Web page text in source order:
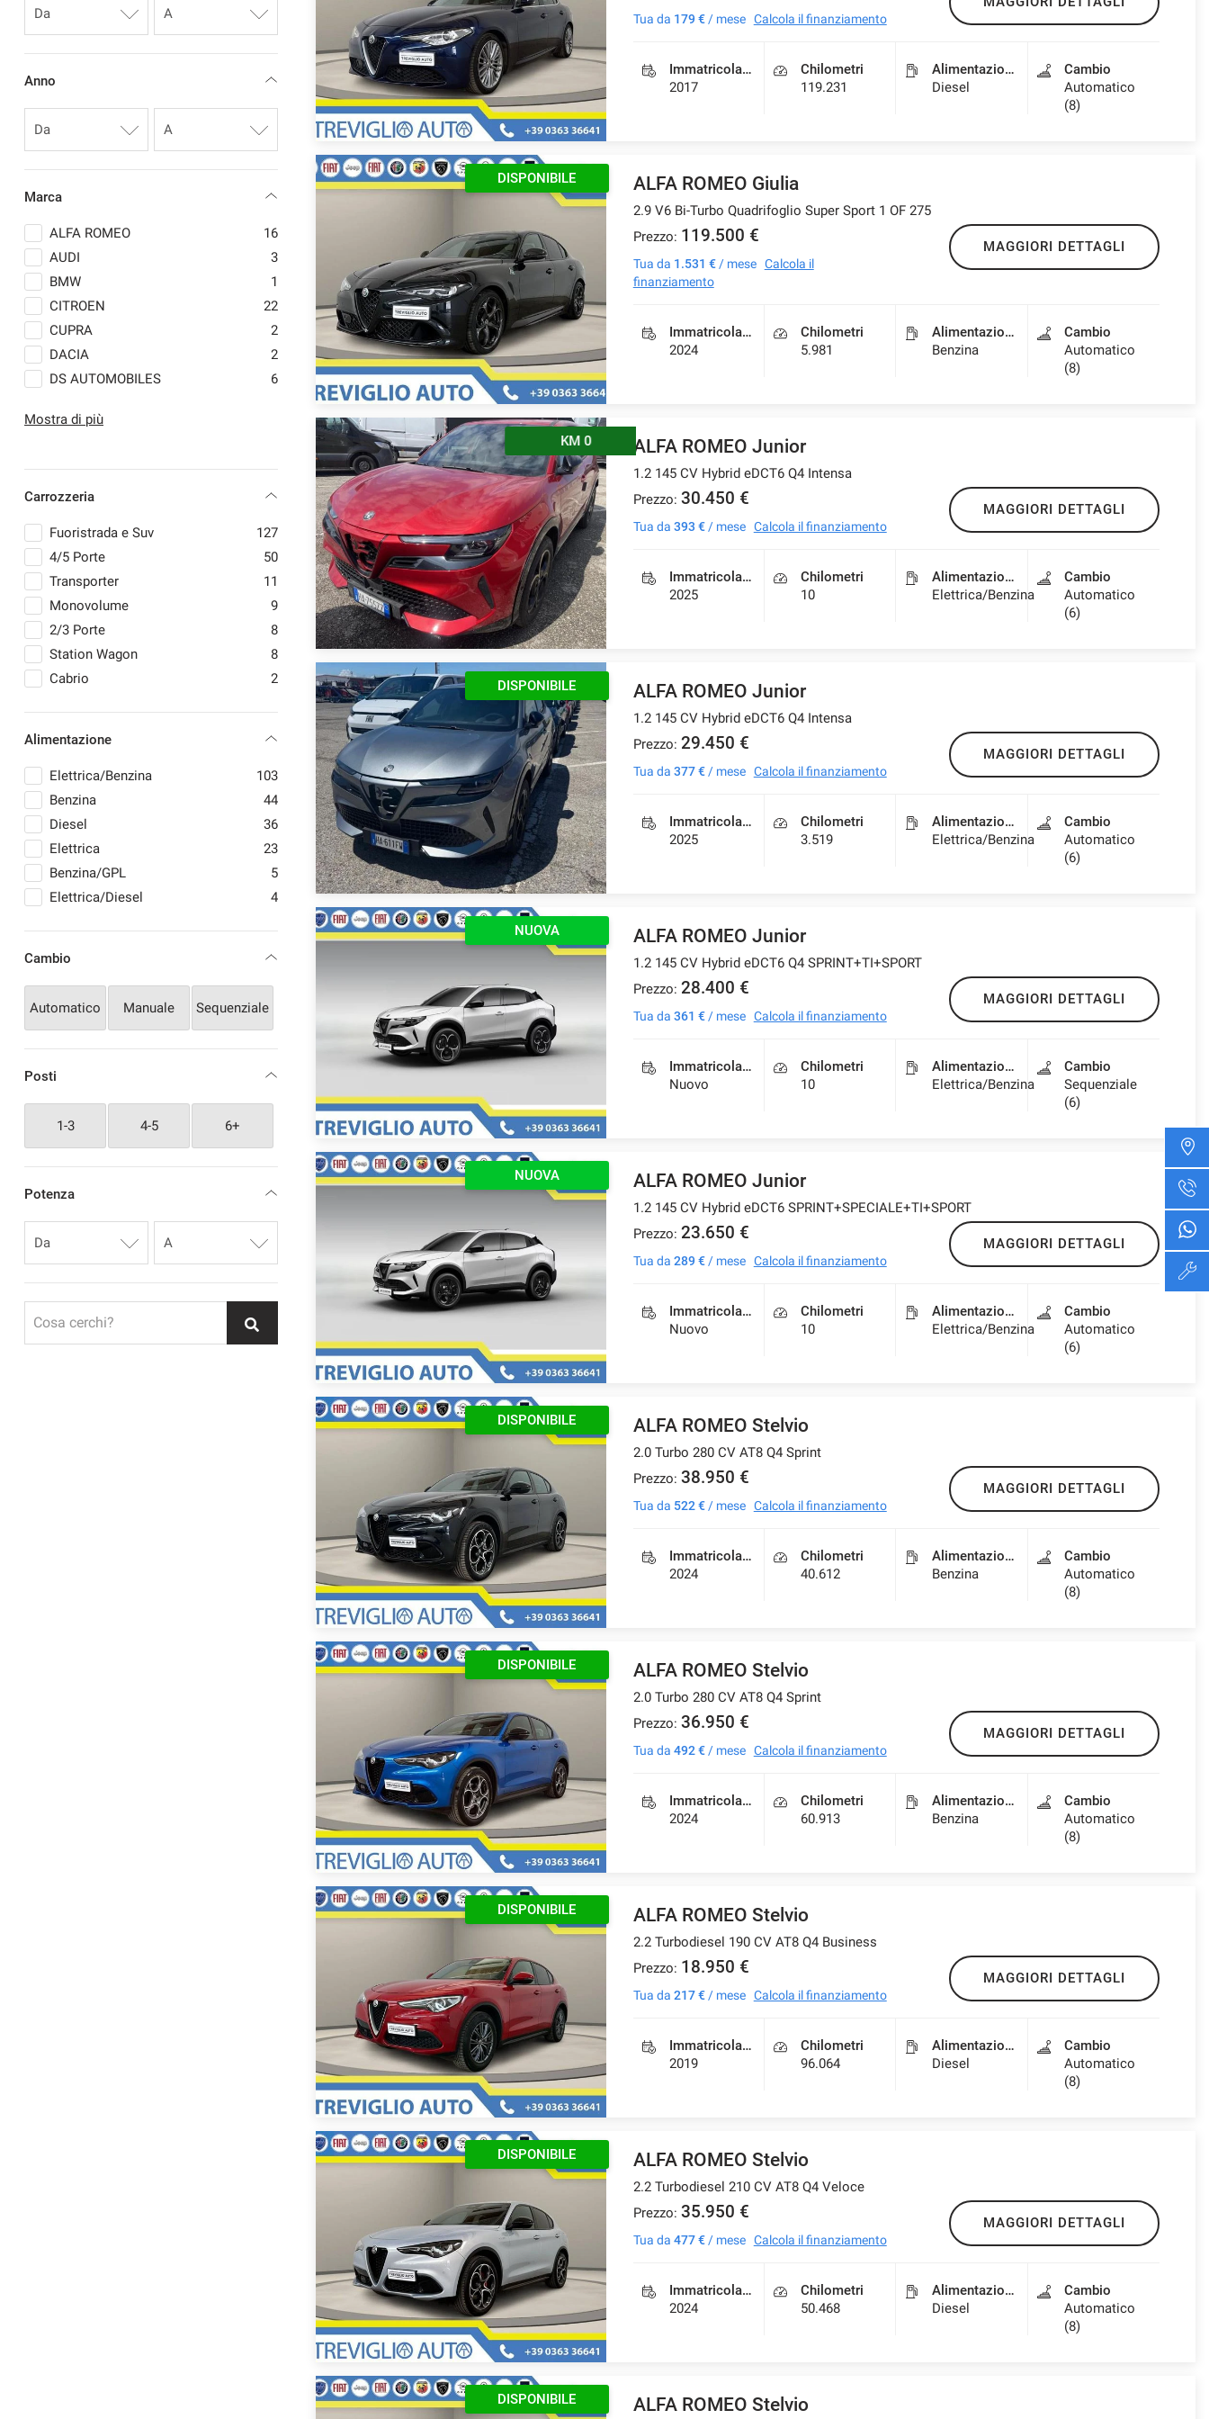
Anno
Marca
ALFA ROMEO
16
AUDI
3
BMW
1
CITROEN
22
CUPRA
2
DACIA
2
DS AUTOMOBILES
6
FIAT
JAECOO
3
JEEP
29
KIA
1
LANCIA
4
LYNK & CO
3
MASERATI
2
MERCEDES-BENZ
2
MG
15
PEUGEOT
30
SEAT
1
TOYOTA
1
VOLKSWAGEN
4
Mostra di più
Carrozzeria
Fuoristrada e Suv
127
4/5 Porte
50
Transporter
11
Monovolume
9
2/3 Porte
8
Station Wagon
8
Cabrio
2
Alimentazione
Elettrica/Benzina
103
Benzina
44
Diesel
36
Elettrica
23
Benzina/GPL
5
Elettrica/Diesel
4
Cambio
Automatico Manuale Sequenziale
Posti
1-3 4-5 6+
Potenza
Cosa cerchi?
Tua da 179 €/ mese Calcola il finanziamento
Immatricolazione
2017
Chilometri
119.231
Alimentazione
Diesel
Cambio
Automatico
(8)
DISPONIBILE ALFA ROMEO Giulia
2.9 V6 Bi-Turbo Quadrifoglio Super Sport 1 OF 275
Prezzo: 119.500 €
Tua da 1.531 €/ mese Calcola il
finanziamento
MAGGIORI DETTAGLI
Immatricolazione
2024
Chilometri
5.981
Alimentazione
Benzina
Cambio
Automatico
(8)
ALFA ROMEO Junior
1.2 145 CV Hybrid eDCT6 Q4 Intensa
Prezzo: 30.450 €
Tua da 393 €/ mese Calcola il finanziamento
MAGGIORI DETTAGLI
Immatricolazione
2025
Chilometri
10
Alimentazione
Elettrica/Benzina
Cambio
Automatico
(6)
DISPONIBILE ALFA ROMEO Junior
1.2 145 CV Hybrid eDCT6 Q4 Intensa
Prezzo: 29.450 €
Tua da 377 €/ mese Calcola il finanziamento
MAGGIORI DETTAGLI
Immatricolazione
2025
Chilometri
3.519
Alimentazione
Elettrica/Benzina
Cambio
Automatico
(6)
NUOVA ALFA ROMEO Junior
1.2 145 CV Hybrid eDCT6 Q4 SPRINT+TI+SPORT
Prezzo: 28.400 €
Tua da 361 €/ mese Calcola il finanziamento
MAGGIORI DETTAGLI
Immatricolazione
Nuovo
Chilometri
10
Alimentazione
Elettrica/Benzina
Cambio
Sequenziale
(6)
NUOVA ALFA ROMEO Junior
1.2 145 CV Hybrid eDCT6 SPRINT+SPECIALE+TI+SPORT
Prezzo: 23.650 €
Tua da 289 €/ mese Calcola il finanziamento
MAGGIORI DETTAGLI
Immatricolazione
Nuovo
Chilometri
10
Alimentazione
Elettrica/Benzina
Cambio
Automatico
(6)
DISPONIBILE ALFA ROMEO Stelvio
2.0 Turbo 280 CV AT8 Q4 Sprint
Prezzo: 38.950 €
Tua da 522 €/ mese Calcola il finanziamento
MAGGIORI DETTAGLI
Immatricolazione
2024
Chilometri
40.612
Alimentazione
Benzina
Cambio
Automatico
(8)
DISPONIBILE ALFA ROMEO Stelvio
2.0 Turbo 280 CV AT8 Q4 Sprint
Prezzo: 36.950 €
Tua da 492 €/ mese Calcola il finanziamento
MAGGIORI DETTAGLI
Immatricolazione
2024
Chilometri
60.913
Alimentazione
Benzina
Cambio
Automatico
(8)
DISPONIBILE ALFA ROMEO Stelvio
2.2 Turbodiesel 190 CV AT8 Q4 Business
Prezzo: 18.950 €
Tua da 217 €/ mese Calcola il finanziamento
MAGGIORI DETTAGLI
Immatricolazione
2019
Chilometri
96.064
Alimentazione
Diesel
Cambio
Automatico
(8)
DISPONIBILE ALFA ROMEO Stelvio
2.2 Turbodiesel 210 CV AT8 Q4 Veloce
Prezzo: 35.950 €
Tua da 477 €/ mese Calcola il finanziamento
MAGGIORI DETTAGLI
Immatricolazione
2024
Chilometri
50.468
Alimentazione
Diesel
Cambio
Automatico
(8)
DISPONIBILE ALFA ROMEO Stelvio
questi
strumenti
di
si
rimanda
alla
rivedere
modificare
le
tue
scelte
qualsiasi
momento.
Cookie necessari
Cookie delle preferenze
Cookie per il miglioramento dell'esperienza utente
Cookie analitici
Cookie di marketing